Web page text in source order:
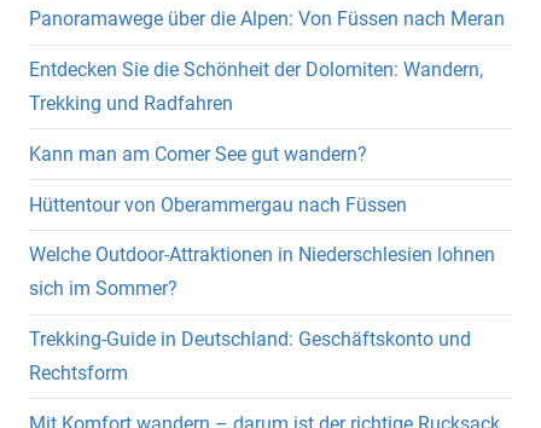
Panoramawege über die Alpen: Von Füssen nach Meran
Entdecken Sie die Schönheit der Dolomiten: Wandern,
Trekking und Radfahren
Kann man am Comer See gut wandern?
Hüttentour von Oberammergau nach Füssen
Welche Outdoor-Attraktionen in Niederschlesien lohnen
sich im Sommer?
Trekking-Guide in Deutschland: Geschäftskonto und
Rechtsform